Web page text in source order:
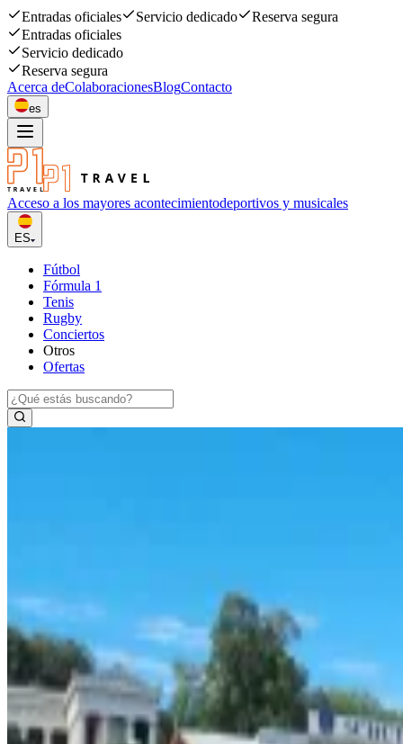
Entradas oficiales Servicio dedicado
Reserva segura
Entradas oficiales
Servicio dedicado
Reserva segura
Acerca deColaboracionesBlogContacto
es
Acceso a los mayores acontecimientodeportivos y musicales
ES
Fútbol
Fórmula 1
Tenis
Rugby
Conciertos
Otros
Ofertas